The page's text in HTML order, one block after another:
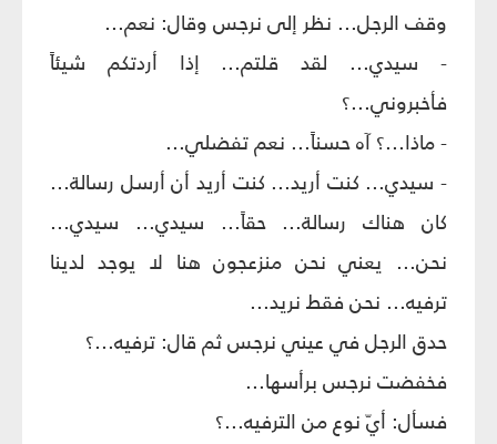
وقف الرجل... نظر إلى نرجس وقال: نعم...
- سيدي... لقد قلتم... إذا أردتكم شيئاً
فأخبروني...؟
- ماذا...؟ آه حسناً... نعم تفضلي...
- سيدي... كنت أريد... كنت أريد أن أرسل رسالة...
كان هناك رسالة... حقاً... سيدي... سيدي...
نحن... يعني نحن منزعجون هنا لا يوجد لدينا
ترفيه... نحن فقط نريد...
حدق الرجل في عيني نرجس ثم قال: ترفيه...؟
فخفضت نرجس برأسها...
فسأل: أيّ نوع من الترفيه...؟